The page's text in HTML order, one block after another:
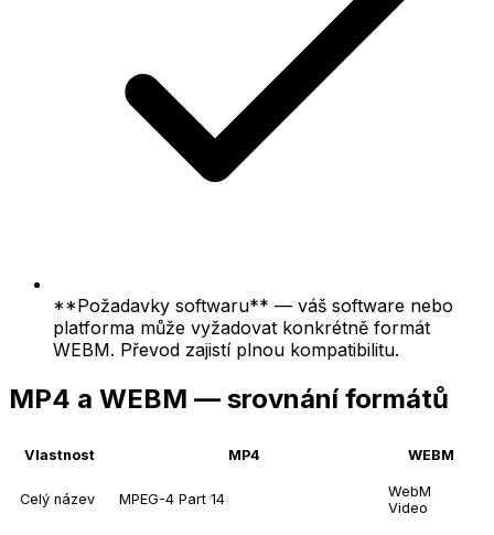
**Požadavky softwaru** — váš software nebo
platforma může vyžadovat konkrétně formát
WEBM. Převod zajistí plnou kompatibilitu.
MP4 a WEBM — srovnání formátů
Vlastnost MP4 WEBM
Celý název MPEG-4 Part 14
WebM
Video